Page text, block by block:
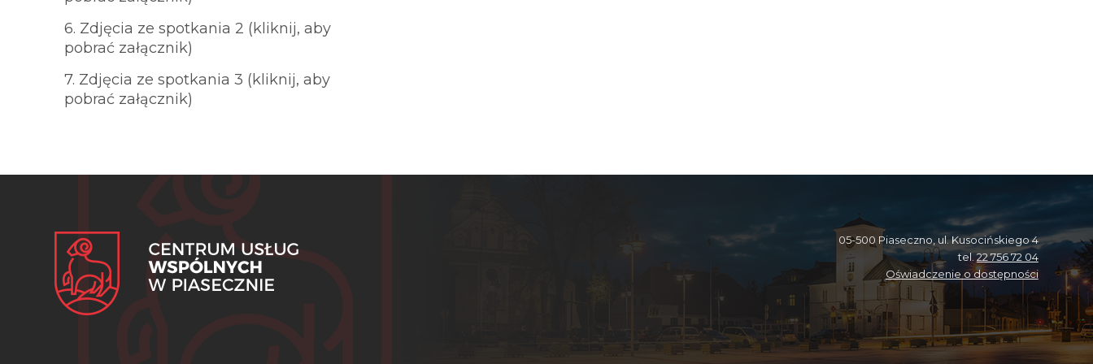
6. Zdjęcia ze spotkania 2 (kliknij, aby
pobrać załącznik)
7. Zdjęcia ze spotkania 3 (kliknij, aby
pobrać załącznik)
05-500 Piaseczno, ul. Kusocińskiego 4
tel.22 756 72 04
Oświadczenie o dostępności